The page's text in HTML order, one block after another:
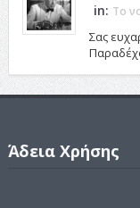
in: Το
Σας
Άδεια Χρήσης